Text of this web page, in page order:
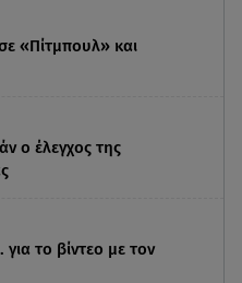
«Πίτμπουλ» και
ο έλεγχος της
το βίντεο με τον